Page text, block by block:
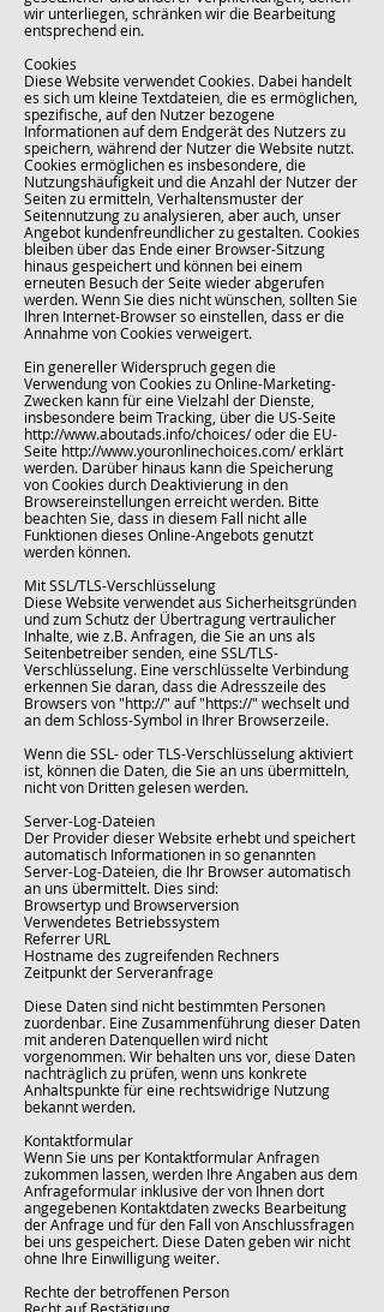
wir unterliegen, schränken wir die Bearbeitung
entsprechend ein.
Cookies
Diese Website verwendet Cookies. Dabei handelt
es sich um kleine Textdateien, die es ermöglichen,
spezifische, auf den Nutzer bezogene
Informationen auf dem Endgerät des Nutzers zu
speichern, während der Nutzer die Website nutzt.
Cookies ermöglichen es insbesondere, die
Nutzungshäufigkeit und die Anzahl der Nutzer der
Seiten zu ermitteln, Verhaltensmuster der
Seitennutzung zu analysieren, aber auch, unser
Angebot kundenfreundlicher zu gestalten. Cookies
bleiben über das Ende einer Browser-Sitzung
hinaus gespeichert und können bei einem
erneuten Besuch der Seite wieder abgerufen
werden. Wenn Sie dies nicht wünschen, sollten Sie
Ihren Internet-Browser so einstellen, dass er die
Annahme von Cookies verweigert.
Ein genereller Widerspruch gegen die
Verwendung von Cookies zu Online-Marketing-
Zwecken kann für eine Vielzahl der Dienste,
insbesondere beim Tracking, über die US-Seite
http://www.aboutads.info/choices/ oder die EU-
Seite http://www.youronlinechoices.com/ erklärt
werden. Darüber hinaus kann die Speicherung
von Cookies durch Deaktivierung in den
Browsereinstellungen erreicht werden. Bitte
beachten Sie, dass in diesem Fall nicht alle
Funktionen dieses Online-Angebots genutzt
werden können.
Mit SSL/TLS-Verschlüsselung
Diese Website verwendet aus Sicherheitsgründen
und zum Schutz der Übertragung vertraulicher
Inhalte, wie z.B. Anfragen, die Sie an uns als
Seitenbetreiber senden, eine SSL/TLS-
Verschlüsselung. Eine verschlüsselte Verbindung
erkennen Sie daran, dass die Adresszeile des
Browsers von "http://" auf "https://" wechselt und
an dem Schloss-Symbol in Ihrer Browserzeile.
Wenn die SSL- oder TLS-Verschlüsselung aktiviert
ist, können die Daten, die Sie an uns übermitteln,
nicht von Dritten gelesen werden.
Server-Log-Dateien
Der Provider dieser Website erhebt und speichert
automatisch Informationen in so genannten
Server-Log-Dateien, die Ihr Browser automatisch
an uns übermittelt. Dies sind:
Browsertyp und Browserversion
Verwendetes Betriebssystem
Referrer URL
Hostname des zugreifenden Rechners
Zeitpunkt der Serveranfrage
Diese Daten sind nicht bestimmten Personen
zuordenbar. Eine Zusammenführung dieser Daten
mit anderen Datenquellen wird nicht
vorgenommen. Wir behalten uns vor, diese Daten
nachträglich zu prüfen, wenn uns konkrete
Anhaltspunkte für eine rechtswidrige Nutzung
bekannt werden.
Kontaktformular
Wenn Sie uns per Kontaktformular Anfragen
zukommen lassen, werden Ihre Angaben aus dem
Anfrageformular inklusive der von Ihnen dort
angegebenen Kontaktdaten zwecks Bearbeitung
der Anfrage und für den Fall von Anschlussfragen
bei uns gespeichert. Diese Daten geben wir nicht
ohne Ihre Einwilligung weiter.
Rechte der betroffenen Person